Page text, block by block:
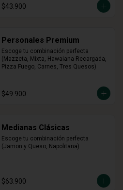
$43.900
Personales Premium
Escoge tu combinación perfecta
(Mazzeta, Mixta, Hawaiana Recargada,
Pizza Fuego, Carnes, Tres Quesos)
$49.900
Medianas Clásicas
Escoge tu combinación perfecta
(Jamon y Queso, Napolitana)
$63.900